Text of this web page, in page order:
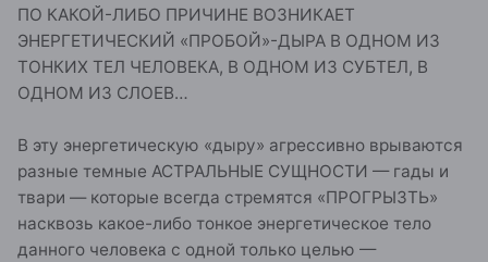
ПО КАКОЙ-ЛИБО ПРИЧИНЕ ВОЗНИКАЕТ
ЭНЕРГЕТИЧЕСКИЙ «ПРОБОЙ»-ДЫРА В ОДНОМ ИЗ
ТОНКИХ ТЕЛ ЧЕЛОВЕКА, В ОДНОМ ИЗ СУБТЕЛ, В
ОДНОМ ИЗ СЛОЕВ…
В эту энергетическую «дыру» агрессивно врываются
разные темные АСТРАЛЬНЫЕ СУЩНОСТИ — гады и
твари — которые всегда стремятся «ПРОГРЫЗТЬ»
насквозь какое-либо тонкое энергетическое тело
данного человека с одной только целью —